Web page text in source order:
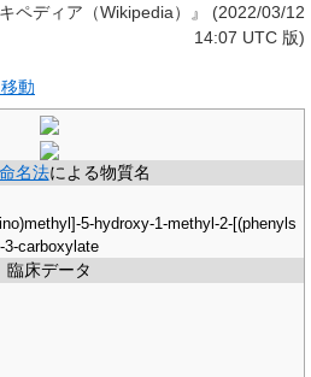
ペディア（Wikipedia）』 (2022/03/12
14:07 UTC 版)
動
名法による物質名
5-hydroxy-1-methyl-2-[(phenyls
3-carboxylate
臨床データ